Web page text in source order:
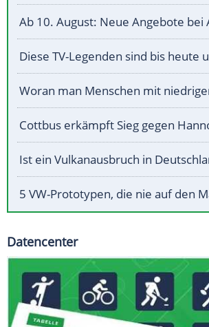
Ab 10. August: Neue Angebote bei
Diese TV-Legenden sind bis heute
Woran man Menschen mit
Cottbus erkämpft Sieg gegen
Ist ein Vulkanausbruch in
5 VW-Prototypen, die nie auf den
Datencenter